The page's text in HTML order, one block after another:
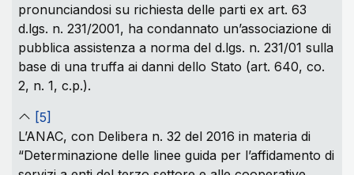
pronunciandosi su richiesta delle parti ex art. 63
d.lgs. n. 231/2001, ha condannato un’associazione di
pubblica assistenza a norma del d.lgs. n. 231/01 sulla
base di una truffa ai danni dello Stato (art. 640, co.
2, n. 1, c.p.).
[5]
L’ANAC, con Delibera n. 32 del 2016 in materia di
“Determinazione delle linee guida per l’affidamento di